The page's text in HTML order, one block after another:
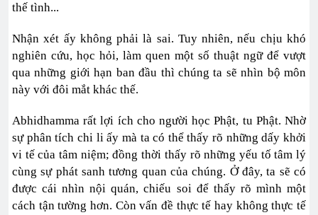
thế tình...
Nhận xét ấy không phải là sai. Tuy nhiên, nếu chịu khó
nghiên cứu, học hỏi, làm quen một số thuật ngữ để vượt
qua những giới hạn ban đầu thì chúng ta sẽ nhìn bộ môn
này với đôi mắt khác thế.
Abhidhamma rất lợi ích cho người học Phật, tu Phật. Nhờ
sự phân tích chi li ấy mà ta có thể thấy rõ những dấy khởi
vi tế của tâm niệm; đồng thời thấy rõ những yếu tố tâm lý
cùng sự phát sanh tương quan của chúng. Ở đây, ta sẽ có
được cái nhìn nội quán, chiếu soi để thấy rõ mình một
cách tận tường hơn. Còn vấn đề thực tế hay không thực tế